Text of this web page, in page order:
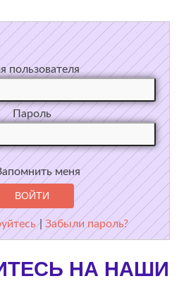
пользователя
Пароль
меня
|Забыли пароль?
НА НАШИ